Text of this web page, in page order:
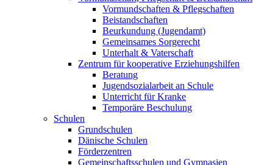
Vormundschaften & Pflegschaften
Beistandschaften
Beurkundung (Jugendamt)
Gemeinsames Sorgerecht
Unterhalt & Vaterschaft
Zentrum für kooperative Erziehungshilfen
Beratung
Jugendsozialarbeit an Schule
Unterricht für Kranke
Temporäre Beschulung
Schulen
Grundschulen
Dänische Schulen
Förderzentren
Gemeinschaftsschulen und Gymnasien